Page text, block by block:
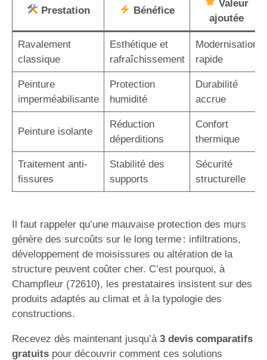
Prestation Bénéfice
Valeur
ajoutée
Ravalement
classique
Esthétique et
rafraîchissement
Modernisation
rapide
Peinture
imperméabilisante
Protection
humidité
Durabilité
accrue
Peinture isolante
Réduction
déperditions
Confort
thermique
Traitement anti-
fissures
Stabilité des
supports
Sécurité
structurelle
Il faut rappeler qu’une mauvaise protection des murs
génère des surcoûts sur le long terme : infiltrations,
développement de moisissures ou altération de la
structure peuvent coûter cher. C’est pourquoi, à
Champfleur (72610), les prestataires insistent sur des
produits adaptés au climat et à la typologie des
constructions.
Recevez dès maintenant jusqu’à 3 devis comparatifs
gratuits pour découvrir comment ces solutions